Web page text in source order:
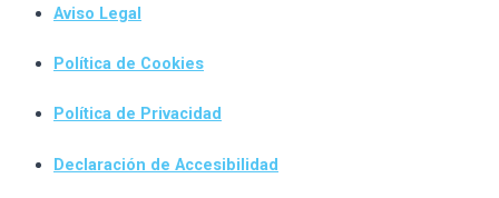
Aviso Legal
Política de Cookies
Política de Privacidad
Declaración de Accesibilidad